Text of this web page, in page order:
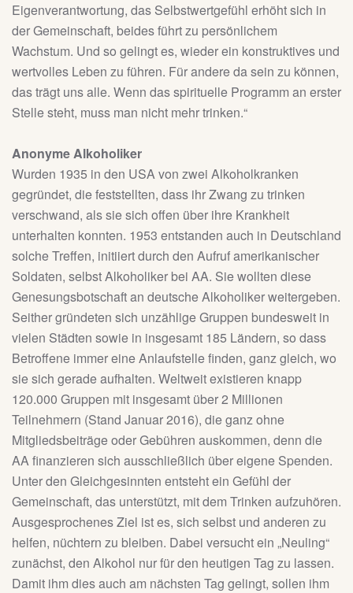
Eigenverantwortung, das Selbstwertgefühl erhöht sich in
der Gemeinschaft, beides führt zu persönlichem
Wachstum. Und so gelingt es, wieder ein konstruktives und
wertvolles Leben zu führen. Für andere da sein zu können,
das trägt uns alle. Wenn das spirituelle Programm an erster
Stelle steht, muss man nicht mehr trinken.“
Anonyme Alkoholiker
Wurden 1935 in den USA von zwei Alkoholkranken
gegründet, die feststellten, dass ihr Zwang zu trinken
verschwand, als sie sich offen über ihre Krankheit
unterhalten konnten. 1953 entstanden auch in Deutschland
solche Treffen, initiiert durch den Aufruf amerikanischer
Soldaten, selbst Alkoholiker bei AA. Sie wollten diese
Genesungsbotschaft an deutsche Alkoholiker weitergeben.
Seither gründeten sich unzählige Gruppen bundesweit in
vielen Städten sowie in insgesamt 185 Ländern, so dass
Betroffene immer eine Anlaufstelle finden, ganz gleich, wo
sie sich gerade aufhalten. Weltweit existieren knapp
120.000 Gruppen mit insgesamt über 2 Millionen
Teilnehmern (Stand Januar 2016), die ganz ohne
Mitgliedsbeiträge oder Gebühren auskommen, denn die
AA finanzieren sich ausschließlich über eigene Spenden.
Unter den Gleichgesinnten entsteht ein Gefühl der
Gemeinschaft, das unterstützt, mit dem Trinken aufzuhören.
Ausgesprochenes Ziel ist es, sich selbst und anderen zu
helfen, nüchtern zu bleiben. Dabei versucht ein „Neuling“
zunächst, den Alkohol nur für den heutigen Tag zu lassen.
Damit ihm dies auch am nächsten Tag gelingt, sollen ihm